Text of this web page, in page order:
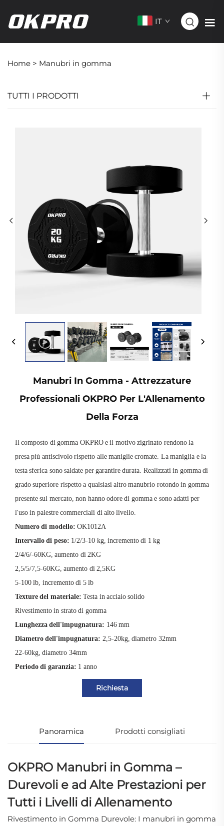
IT
Home > Manubri in gomma
TUTTI I PRODOTTI
Manubri In Gomma - Attrezzature
Professionali OKPRO Per L'Allenamento
Della Forza
Il composto di gomma OKPRO e il motivo zigrinato rendono la
presa più antiscivolo rispetto alle maniglie cromate. La maniglia e la
testa sferica sono saldate per garantire durata. Realizzati in gomma di
grado superiore rispetto a qualsiasi altro manubrio rotondo in gomma
presente sul mercato, non hanno odore di gomma e sono adatti per
l'uso in palestre commerciali di alto livello.
Numero di modello:OK1012A
Intervallo di peso: 1/2/3-10 kg, incremento di 1 kg
2/4/6/-60KG, aumento di 2KG
2,5/5/7,5-60KG, aumento di 2,5KG
5-100 lb, incremento di 5 lb
Texture del materiale:Testa in acciaio solido
Rivestimento in strato di gomma
Lunghezza dell'impugnatura: 146 mm
Diametro dell'impugnatura: 2,5-20kg, diametro 32mm
22-60kg, diametro 34mm
Periodo di garanzia: 1 anno
Richiesta
Panoramica Prodotti consigliati
OKPRO Manubri in Gomma –
Durevoli e ad Alte Prestazioni per
Tutti i Livelli di Allenamento
Rivestimento in Gomma Durevole: I manubri in gomma